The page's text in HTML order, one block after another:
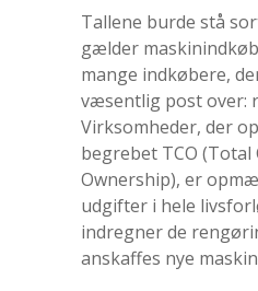
Tallene burde stå
gælder
mange indkøbere,
væsentlig post over:
Virksomheder, der
begrebet TCO (Total
Ownership), er
udgifter i hele
indregner de
anskaffes nye